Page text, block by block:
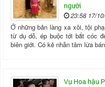
người
23:58 17/
Ở những bản làng xa xôi, tội
từ dụ dỗ, ép buộc tới bắt cóc
biên giới. Có kẻ nhẫn tâm lừa
Vụ Hoa hậu